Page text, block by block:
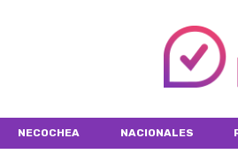
NECOCHEA NACIONALES